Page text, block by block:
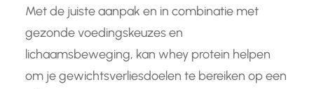
Met de juiste aanpak en in combinatie met
gezonde voedingskeuzes en
lichaamsbeweging, kan whey protein helpen
om je gewichtsverliesdoelen te bereiken op een